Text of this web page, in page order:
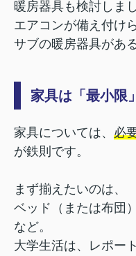
暖房器具も検討しま
エアコンが備え付け
サブの暖房器具があ
家具は「最小限
家具については、 必
が鉄則です。
まず揃えたいのは、
ベッド（または布団
など。
大学生活は、レポー